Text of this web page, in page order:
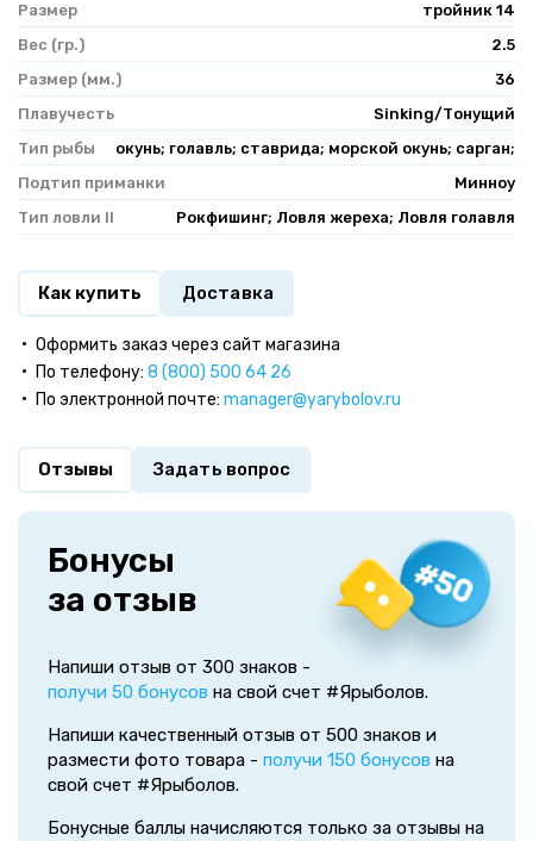
Размер
тройник 14
Вес (гр.)
2.5
Размер (мм.)
36
Плавучесть
Sinking/Тонущий
Тип рыбы
окунь; голавль; ставрида; морской окунь; сарган;
Подтип приманки
Минноу
Тип ловли II
Рокфишинг; Ловля жереха; Ловля голавля
Как купить Доставка
Оформить заказ через сайт магазина
По телефону: 8 (800) 500 64 26
По электронной почте: manager@yarybolov.ru
Отзывы Задать вопрос
Бонусы
за отзыв
Напиши отзыв от 300 знаков -
получи 50 бонусов на свой счет #Ярыболов.
Напиши качественный отзыв от 500 знаков и
размести фото товара - получи 150 бонусов на
свой счет #Ярыболов.
Бонусные баллы начисляются только за отзывы на